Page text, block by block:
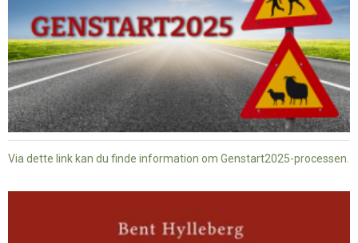
Via dette link kan du finde information om Genstart2025-processen.